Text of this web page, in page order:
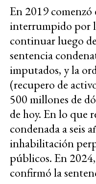
En 2019
interrumpido por
continuar luego
sentencia
imputados, y la
(recupero de
500 millones de
de hoy. En lo que
condenada a seis
inhabilitación
públicos. En
confirmó la